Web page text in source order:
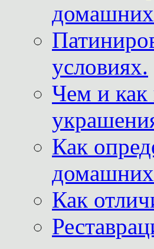
условиях.
Чем и как
Как
Как